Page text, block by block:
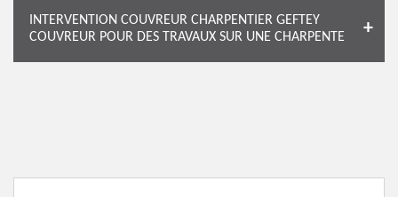
INTERVENTION COUVREUR CHARPENTIER GEFTEY
COUVREUR POUR DES TRAVAUX SUR UNE CHARPENTE